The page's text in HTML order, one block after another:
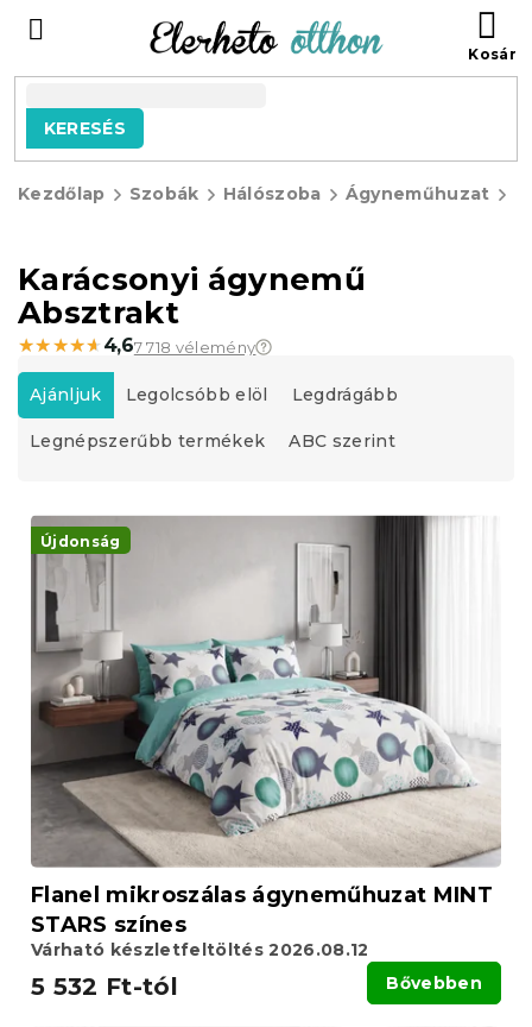
tartalomhoz
KERESÉS
Kezdőlap Szobák Hálószoba Ágyneműhuzat
Karácsonyi ágynemű
Absztrakt
★★★★★
★★★★★ 4,67 718 vélemény
T
e
r
m
e
k
d
e
e
Ajánljuk Legolcsóbb elöl Legdrágább
Legnépszerűbb termékek ABC szerint
T
e
k
Újdonság
Flanel mikroszálas ágyneműhuzat MINT
STARS színes
Várható készletfeltöltés 2026.08.12
5 532 Ft-tól Bővebben